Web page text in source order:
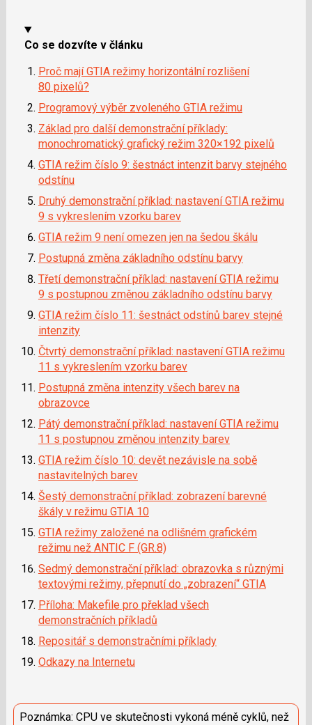
Co se dozvíte v článku
Proč mají GTIA režimy horizontální rozlišení
80 pixelů?
Programový výběr zvoleného GTIA režimu
Základ pro další demonstrační příklady:
monochromatický grafický režim 320×192 pixelů
GTIA režim číslo 9: šestnáct intenzit barvy stejného
odstínu
Druhý demonstrační příklad: nastavení GTIA režimu
9 s vykreslením vzorku barev
GTIA režim 9 není omezen jen na šedou škálu
Postupná změna základního odstínu barvy
Třetí demonstrační příklad: nastavení GTIA režimu
9 s postupnou změnou základního odstínu barvy
GTIA režim číslo 11: šestnáct odstínů barev stejné
intenzity
Čtvrtý demonstrační příklad: nastavení GTIA režimu
11 s vykreslením vzorku barev
Postupná změna intenzity všech barev na
obrazovce
Pátý demonstrační příklad: nastavení GTIA režimu
11 s postupnou změnou intenzity barev
GTIA režim číslo 10: devět nezávisle na sobě
nastavitelných barev
Šestý demonstrační příklad: zobrazení barevné
škály v režimu GTIA 10
GTIA režimy založené na odlišném grafickém
režimu než ANTIC F (GR.8)
Sedmý demonstrační příklad: obrazovka s různými
textovými režimy, přepnutí do „zobrazení“ GTIA
Příloha: Makefile pro překlad všech
demonstračních příkladů
Repositář s demonstračními příklady
Odkazy na Internetu
Poznámka: CPU ve skutečnosti vykoná méně cyklů, než